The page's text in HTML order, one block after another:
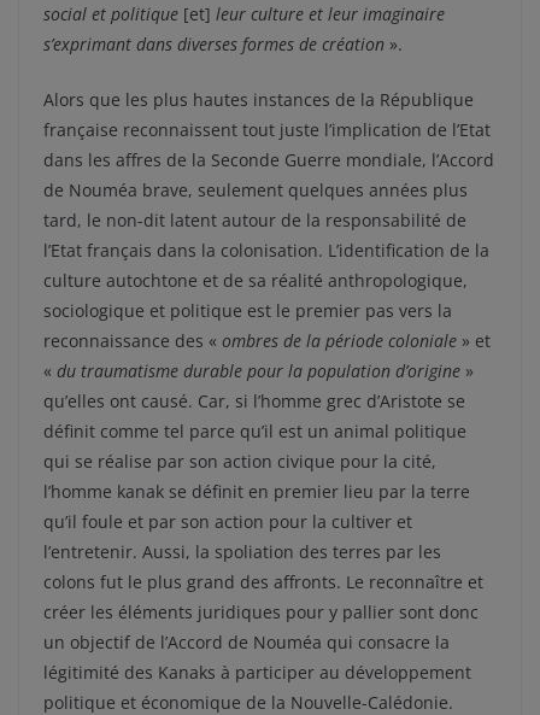
social et politique [et] leur culture et leur imaginaire
s’exprimant dans diverses formes de création ».
Alors que les plus hautes instances de la République
française reconnaissent tout juste l’implication de l’Etat
dans les affres de la Seconde Guerre mondiale, l’Accord
de Nouméa brave, seulement quelques années plus
tard, le non-dit latent autour de la responsabilité de
l’Etat français dans la colonisation. L’identification de la
culture autochtone et de sa réalité anthropologique,
sociologique et politique est le premier pas vers la
reconnaissance des « ombres de la période coloniale » et
« du traumatisme durable pour la population d’origine »
qu’elles ont causé. Car, si l’homme grec d’Aristote se
définit comme tel parce qu’il est un animal politique
qui se réalise par son action civique pour la cité,
l’homme kanak se définit en premier lieu par la terre
qu’il foule et par son action pour la cultiver et
l’entretenir. Aussi, la spoliation des terres par les
colons fut le plus grand des affronts. Le reconnaître et
créer les éléments juridiques pour y pallier sont donc
un objectif de l’Accord de Nouméa qui consacre la
légitimité des Kanaks à participer au développement
politique et économique de la Nouvelle-Calédonie.